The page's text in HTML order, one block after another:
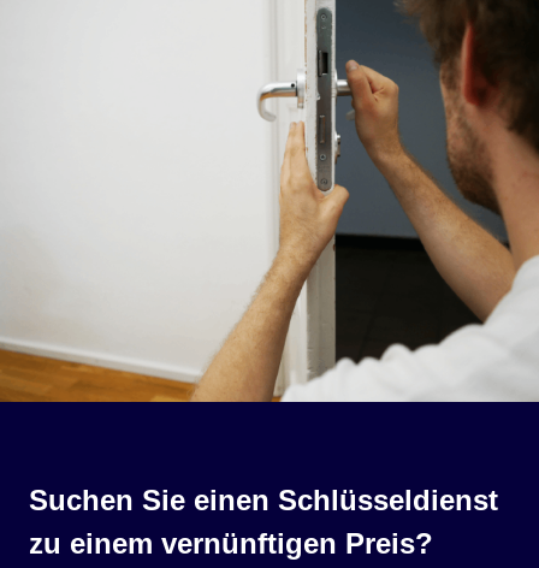
Suchen Sie einen Schlüsseldienst
zu einem vernünftigen Preis?